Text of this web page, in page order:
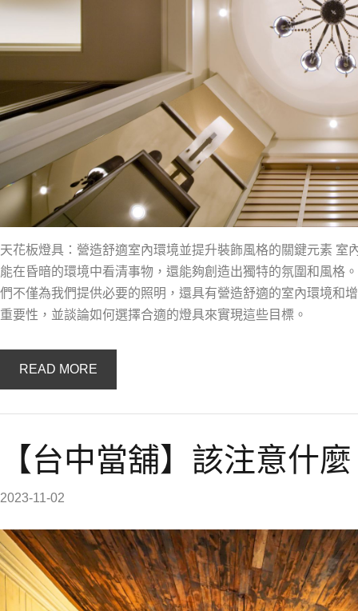
天花板燈具：營造舒適室內環境並提升裝飾風格的關鍵元素
能在昏暗的環境中看清事物，還能夠創造出獨特的氛圍和風格
們不僅為我們提供必要的照明，還具有營造舒適的室內環境和
重要性，並談論如何選擇合適的燈具來實現這些目標。
READ MORE
【台中當舖】該注意什
2023-11-02